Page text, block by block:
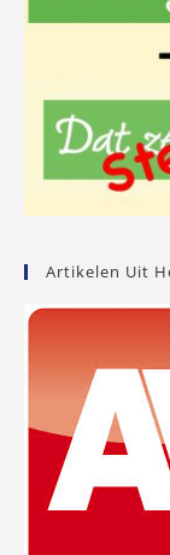
Artikelen Uit